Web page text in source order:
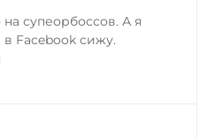
супеорбоссов. А я
Facebook сижу.